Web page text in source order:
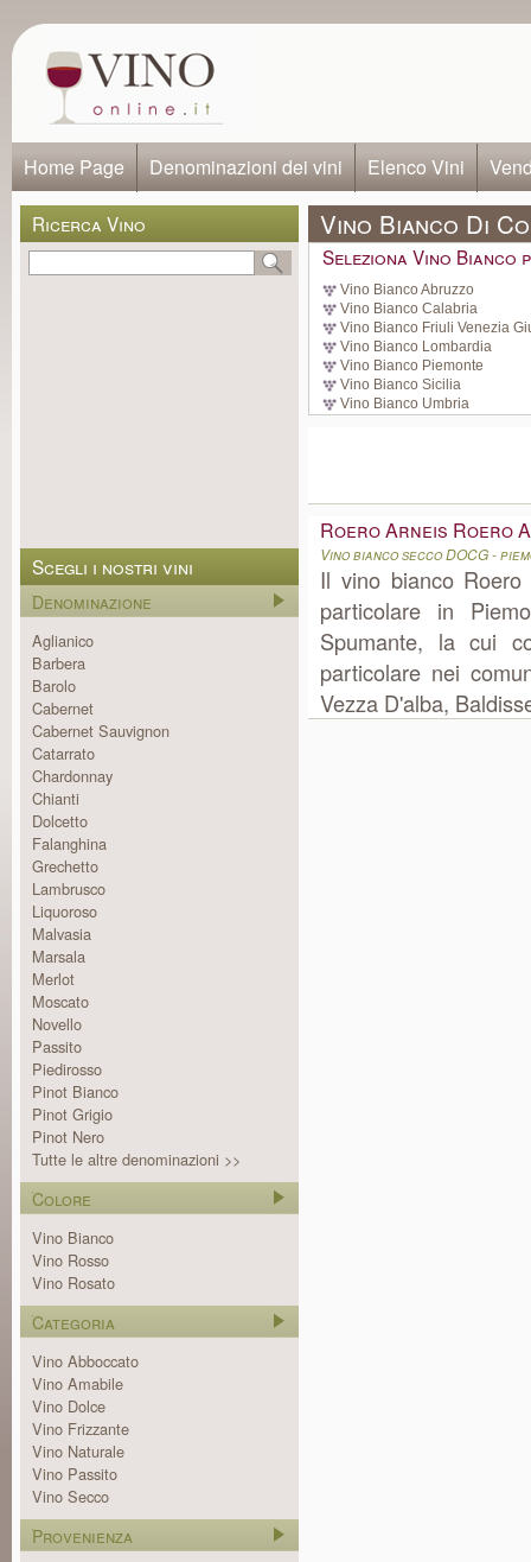
Home Page Denominazioni dei vini Elenco Vini
Ricerca Vino
Scegli i nostri vini
Denominazione
Aglianico
Barbera
Barolo
Cabernet
Cabernet Sauvignon
Catarrato
Chardonnay
Chianti
Dolcetto
Falanghina
Grechetto
Lambrusco
Liquoroso
Malvasia
Marsala
Merlot
Moscato
Novello
Passito
Piedirosso
Pinot Bianco
Pinot Grigio
Pinot Nero
Tutte le altre denominazioni >>
Colore
Vino Bianco
Vino Rosso
Vino Rosato
Categoria
Vino Abboccato
Vino Amabile
Vino Dolce
Vino Frizzante
Vino Naturale
Vino Passito
Vino Secco
Provenienza
Vino Bianco Di
Seleziona Vino Bianco
Vino Bianco Abruzzo
Vino Bianco Calabria
Vino Bianco Friuli Venezia
Vino Bianco Lombardia
Vino Bianco Piemonte
Vino Bianco Sicilia
Vino Bianco Umbria
Roero Arneis Roero
Vino bianco secco DOCG -
Il vino bianco
particolare in
Spumante, la cui
particolare nei
Vezza D'alba,